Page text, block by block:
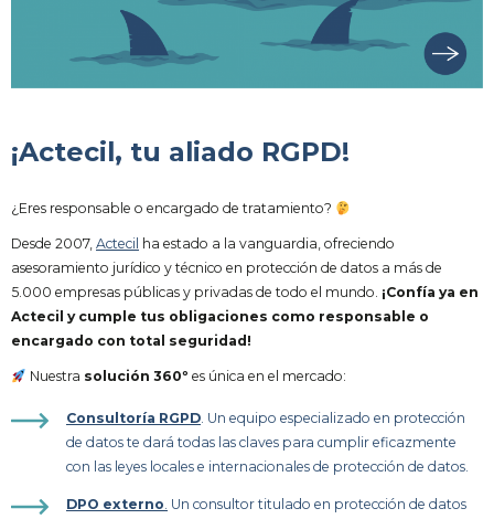
¡Actecil, tu aliado RGPD!
¿Eres responsable o encargado de tratamiento?
Desde 2007, Actecil ha estado a la vanguardia, ofreciendo
asesoramiento jurídico y técnico en protección de datos a más de
5.000 empresas públicas y privadas de todo el mundo. ¡Confía ya en
Actecil y cumple tus obligaciones como responsable o
encargado con total seguridad!
Nuestra solución 360º es única en el mercado:
Consultoría RGPD. Un equipo especializado en protección
de datos te dará todas las claves para cumplir eficazmente
con las leyes locales e internacionales de protección de datos.
DPO externo. Un consultor titulado en protección de datos